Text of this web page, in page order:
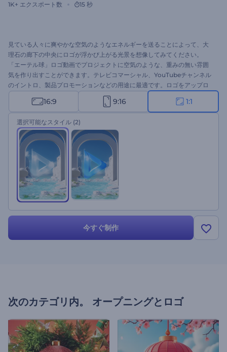
1K+ エクスポート数 15 秒
見ている人々に爽やかな空気のようなエネルギーを送ることによって、大
理石の廊下の中央にロゴが浮かび上がる光景を想像してみてください。
「エーテル球」ロゴ動画でプロジェクトに空気のような、重みの無い雰囲
気を作り出すことができます。テレビコマーシャル、YouTubeチャンネル
のイントロ、製品プロモーションなどの用途に最適です。ロゴをアップロ
ードして、わずか数分だけでプロ並みアニメーションを手に入れましょ
う。今すぐ無料でお試しください。
16:9 9:16 1:1
選択可能なスタイル (2)
今すぐ制作
次のカテゴリ内。 オープニングとロゴ